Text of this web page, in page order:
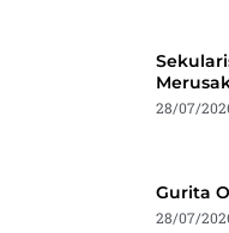
28/07/
Gurita
28/07/